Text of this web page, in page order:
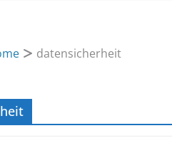
datensicherheit